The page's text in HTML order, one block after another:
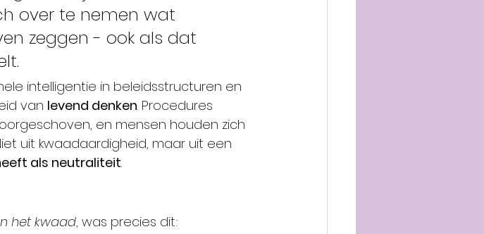
over te nemen wat
zeggen - ook als dat
intelligentie in beleidsstructuren en
van levend denken. Procedures
en mensen houden zich
uit kwaadaardigheid, maar uit een
als neutraliteit.
het kwaad, was precies dit: